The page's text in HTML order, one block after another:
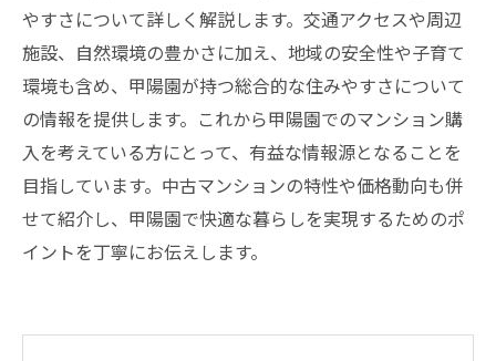
やすさについて詳しく解説します。交通アクセスや周辺
施設、自然環境の豊かさに加え、地域の安全性や子育て
環境も含め、甲陽園が持つ総合的な住みやすさについて
の情報を提供します。これから甲陽園でのマンション購
入を考えている方にとって、有益な情報源となることを
目指しています。中古マンションの特性や価格動向も併
せて紹介し、甲陽園で快適な暮らしを実現するためのポ
イントを丁寧にお伝えします。